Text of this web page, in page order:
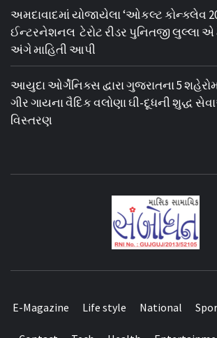
અમદાવાદમાં યોજાયેલા ‘ઓકલ્ટ કોન્ક્લેવ
ઈન્ટરનેશનલ ટેરોટ રીડર પુનિતજી લુલ્લા એ
અંગે માહિતી આપી
આયુદા ઓર્ગેનિક્સ દ્વારા ગુજરાતના 5
ગીર ગાયના વૈદિક વલોણા ઘી-દૂધની શુદ્ધ
વિસ્તરણ
E-Magazine Life style National